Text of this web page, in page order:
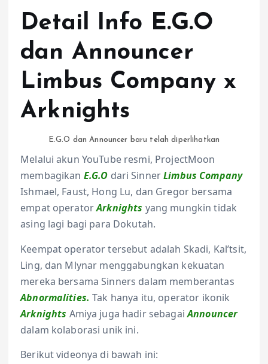
Detail Info E.G.O
dan Announcer
Limbus Company x
Arknights
E.G.O dan Announcer baru telah diperlihatkan
Melalui akun YouTube resmi, ProjectMoon
membagikan E.G.O dari SinnerLimbus Company
Ishmael, Faust, Hong Lu, dan Gregor bersama
empat operatorArknights yang mungkin tidak
asing lagi bagi para Dokutah.
Keempat operator tersebut adalah Skadi, Kal’tsit,
Ling, dan Mlynar menggabungkan kekuatan
mereka bersama Sinners dalam memberantas
Abnormalities.Tak hanya itu, operator ikonik
Arknights Amiya juga hadir sebagaiAnnouncer
dalam kolaborasi unik ini.
Berikut videonya di bawah ini: